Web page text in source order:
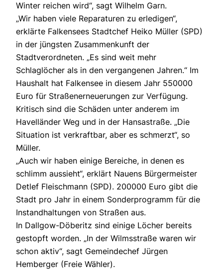
Winter reichen wird“, sagt Wilhelm Garn.
„Wir haben viele Reparaturen zu erledigen“,
erklärte Falkensees Stadtchef Heiko Müller (SPD)
in der jüngsten Zusammenkunft der
Stadtverordneten. „Es sind weit mehr
Schlaglöcher als in den vergangenen Jahren.“ Im
Haushalt hat Falkensee in diesem Jahr 550000
Euro für Straßenerneuerungen zur Verfügung.
Kritisch sind die Schäden unter anderem im
Havelländer Weg und in der Hansastraße. „Die
Situation ist verkraftbar, aber es schmerzt“, so
Müller.
„Auch wir haben einige Bereiche, in denen es
schlimm aussieht“, erklärt Nauens Bürgermeister
Detlef Fleischmann (SPD). 200000 Euro gibt die
Stadt pro Jahr in einem Sonderprogramm für die
Instandhaltungen von Straßen aus.
In Dallgow-Döberitz sind einige Löcher bereits
gestopft worden. „In der Wilmsstraße waren wir
schon aktiv“, sagt Gemeindechef Jürgen
Hemberger (Freie Wähler).